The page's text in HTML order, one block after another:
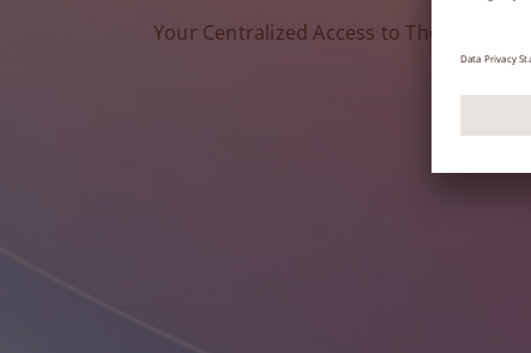
Your Centralized Access to Therapy Tools.